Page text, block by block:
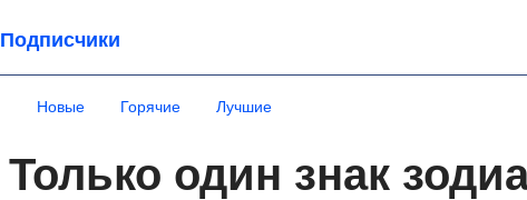
Подписчики
Новые Горячие Лучшие
Только один знак